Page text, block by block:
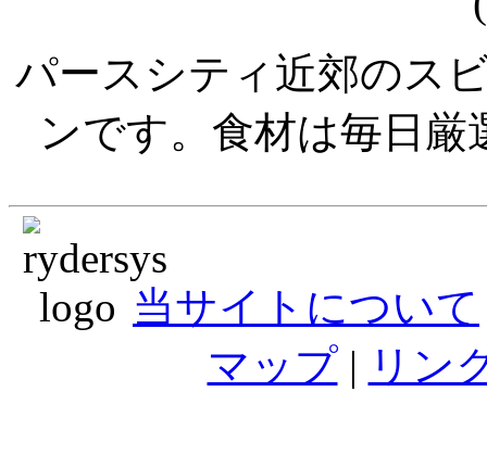
パースシティ近郊のス
ンです。食材は毎日
当サイトについて
マップ| リン